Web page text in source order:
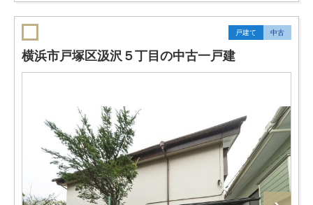
戸建て 中古
横浜市戸塚区汲沢５丁目の中古一戸建